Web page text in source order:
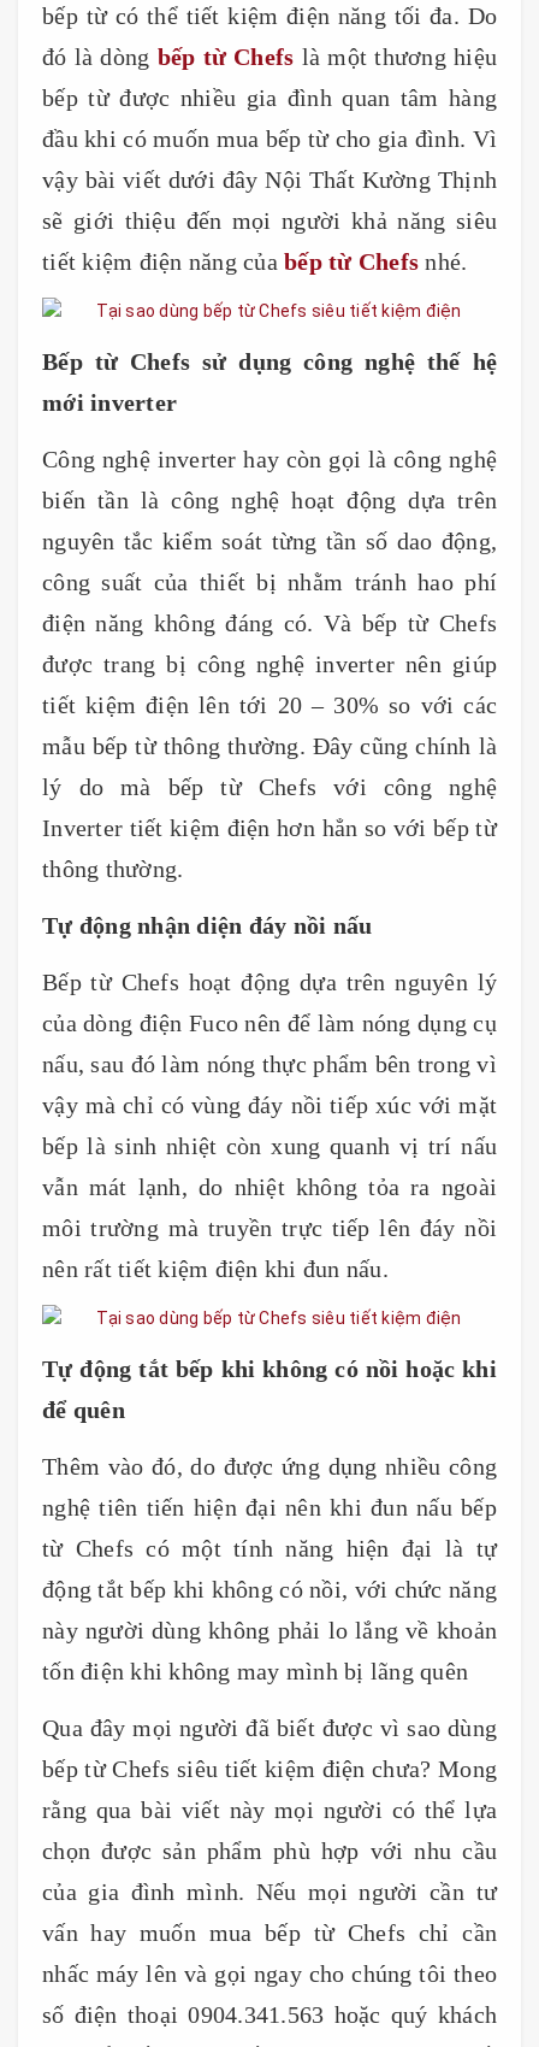
bếp từ có thể tiết kiệm điện năng tối đa. Do
đó là dòng bếp từ Chefs là một thương hiệu
bếp từ được nhiều gia đình quan tâm hàng
đầu khi có muốn mua bếp từ cho gia đình. Vì
vậy bài viết dưới đây Nội Thất Kường Thịnh
sẽ giới thiệu đến mọi người khả năng siêu
tiết kiệm điện năng của bếp từ Chefs nhé.
Bếp từ Chefs sử dụng công nghệ thế hệ
mới inverter
Công nghệ inverter hay còn gọi là công nghệ
biến tần là công nghệ hoạt động dựa trên
nguyên tắc kiểm soát từng tần số dao động,
công suất của thiết bị nhằm tránh hao phí
điện năng không đáng có. Và bếp từ Chefs
được trang bị công nghệ inverter nên giúp
tiết kiệm điện lên tới 20 – 30% so với các
mẫu bếp từ thông thường. Đây cũng chính là
lý do mà bếp từ Chefs với công nghệ
Inverter tiết kiệm điện hơn hẳn so với bếp từ
thông thường.
Tự động nhận diện đáy nồi nấu
Bếp từ Chefs hoạt động dựa trên nguyên lý
của dòng điện Fuco nên để làm nóng dụng cụ
nấu, sau đó làm nóng thực phẩm bên trong vì
vậy mà chỉ có vùng đáy nồi tiếp xúc với mặt
bếp là sinh nhiệt còn xung quanh vị trí nấu
vẫn mát lạnh, do nhiệt không tỏa ra ngoài
môi trường mà truyền trực tiếp lên đáy nồi
nên rất tiết kiệm điện khi đun nấu.
Tự động tắt bếp khi không có nồi hoặc khi
để quên
Thêm vào đó, do được ứng dụng nhiều công
nghệ tiên tiến hiện đại nên khi đun nấu bếp
từ Chefs có một tính năng hiện đại là tự
động tắt bếp khi không có nồi, với chức năng
này người dùng không phải lo lắng về khoản
tốn điện khi không may mình bị lãng quên
Qua đây mọi người đã biết được vì sao dùng
bếp từ Chefs siêu tiết kiệm điện chưa? Mong
rằng qua bài viết này mọi người có thể lựa
chọn được sản phẩm phù hợp với nhu cầu
của gia đình mình. Nếu mọi người cần tư
vấn hay muốn mua bếp từ Chefs chỉ cần
nhấc máy lên và gọi ngay cho chúng tôi theo
số điện thoại 0904.341.563 hoặc quý khách